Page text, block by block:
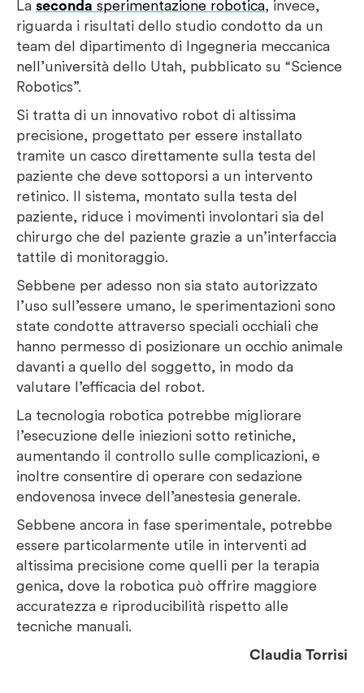
La seconda sperimentazione robotica, invece,
riguarda i risultati dello studio condotto da un
team del dipartimento di Ingegneria meccanica
nell’università dello Utah, pubblicato su “Science
Robotics”.
Si tratta di un innovativo robot di altissima
precisione, progettato per essere installato
tramite un casco direttamente sulla testa del
paziente che deve sottoporsi a un intervento
retinico. Il sistema, montato sulla testa del
paziente, riduce i movimenti involontari sia del
chirurgo che del paziente grazie a un’interfaccia
tattile di monitoraggio.
Sebbene per adesso non sia stato autorizzato
l’uso sull’essere umano, le sperimentazioni sono
state condotte attraverso speciali occhiali che
hanno permesso di posizionare un occhio animale
davanti a quello del soggetto, in modo da
valutare l’efficacia del robot.
La tecnologia robotica potrebbe migliorare
l’esecuzione delle iniezioni sotto retiniche,
aumentando il controllo sulle complicazioni, e
inoltre consentire di operare con sedazione
endovenosa invece dell’anestesia generale.
Sebbene ancora in fase sperimentale, potrebbe
essere particolarmente utile in interventi ad
altissima precisione come quelli per la terapia
genica, dove la robotica può offrire maggiore
accuratezza e riproducibilità rispetto alle
tecniche manuali.
Claudia Torrisi